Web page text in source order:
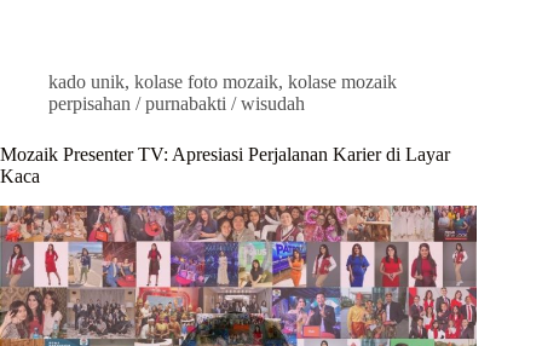
kado unik, kolase foto mozaik, kolase mozaik
perpisahan / purnabakti / wisudah
Mozaik Presenter TV: Apresiasi Perjalanan Karier di Layar
Kaca